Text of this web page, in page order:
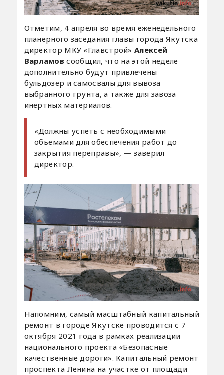
Отметим, 4 апреля во время еженедельного
планерного заседания главы города Якутска
директор МКУ «Главстрой»Алексей
Варламов сообщил, что на этой неделе
дополнительно будут привлечены
бульдозер и самосвалы для вывоза
выбранного грунта, а также для завоза
инертных материалов.
«Должны успеть с необходимыми
объемами для обеспечения работ до
закрытия переправы», — заверил
директор.
Напомним, самый масштабный капитальный
ремонт в городе Якутске проводится с 7
октября 2021 года в рамках реализации
национального проекта «Безопасные
качественные дороги». Капитальный ремонт
проспекта Ленина на участке от площади